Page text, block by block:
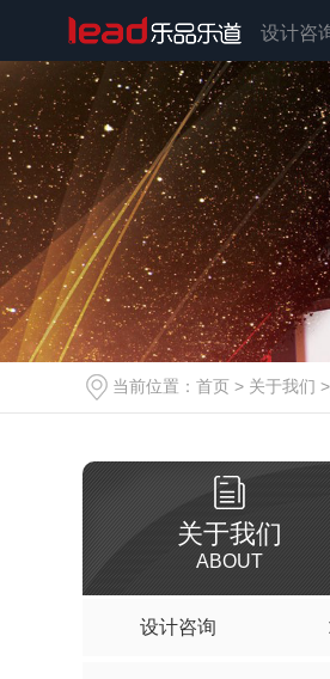
设计咨
当前位置： 首页 > 关于我们 >
关于我们
ABOUT
设计咨询